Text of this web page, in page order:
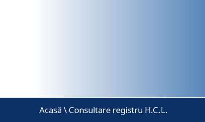
Acasă \ Consultare registru H.C.L.